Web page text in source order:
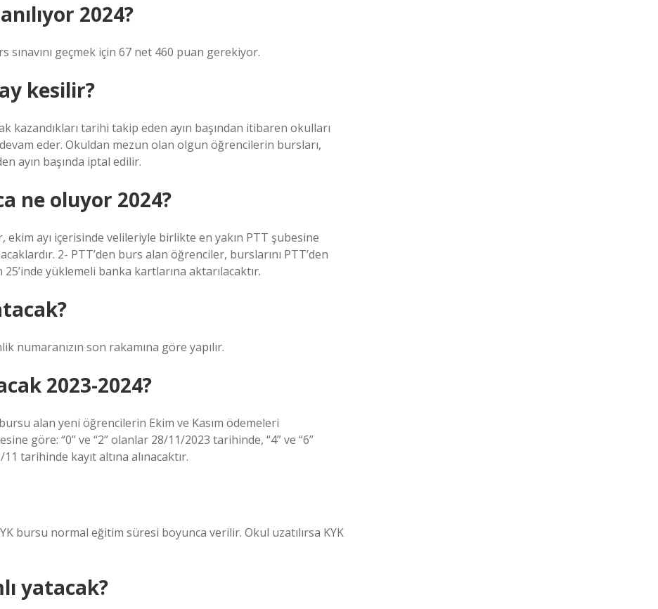
2024?
sınavını geçmek için 67 net 460 puan gerekiyor.
kesilir?
kazandıkları tarihi takip eden ayın başından itibaren okulları
eder. Okuldan mezun olan olgun öğrencilerin bursları,
ayın başında iptal edilir.
ne oluyor 2024?
ayı içerisinde velileriyle birlikte en yakın PTT şubesine
2- PTT’den burs alan öğrenciler, burslarını PTT’den
yüklemeli banka kartlarına aktarılacaktır.
numaranızın son rakamına göre yapılır.
2023-2024?
alan yeni öğrencilerin Ekim ve Kasım ödemeleri
göre: “0” ve “2” olanlar 28/11/2023 tarihinde, “4” ve “6”
tarihinde kayıt altına alınacaktır.
bursu normal eğitim süresi boyunca verilir. Okul uzatılırsa KYK
yatacak?